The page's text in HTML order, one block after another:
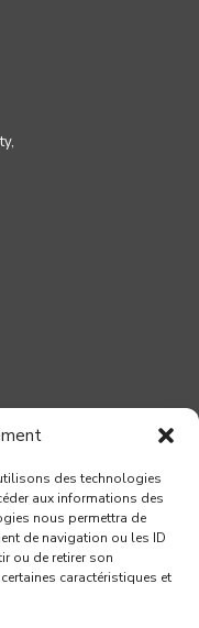
des technologies
aux informations des
nous permettra de
de navigation ou les ID
ou de retirer son
caractéristiques et